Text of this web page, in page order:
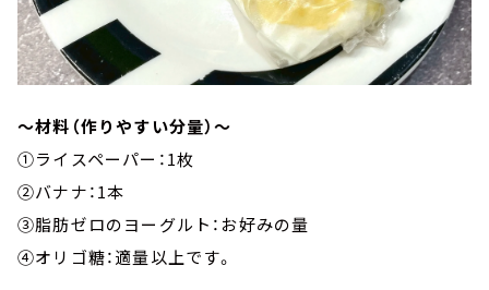
～材料（作りやすい分量）～
①ライスペーパー：1枚
②バナナ：1本
③脂肪ゼロのヨーグルト：お好みの量
④オリゴ糖：適量以上です。